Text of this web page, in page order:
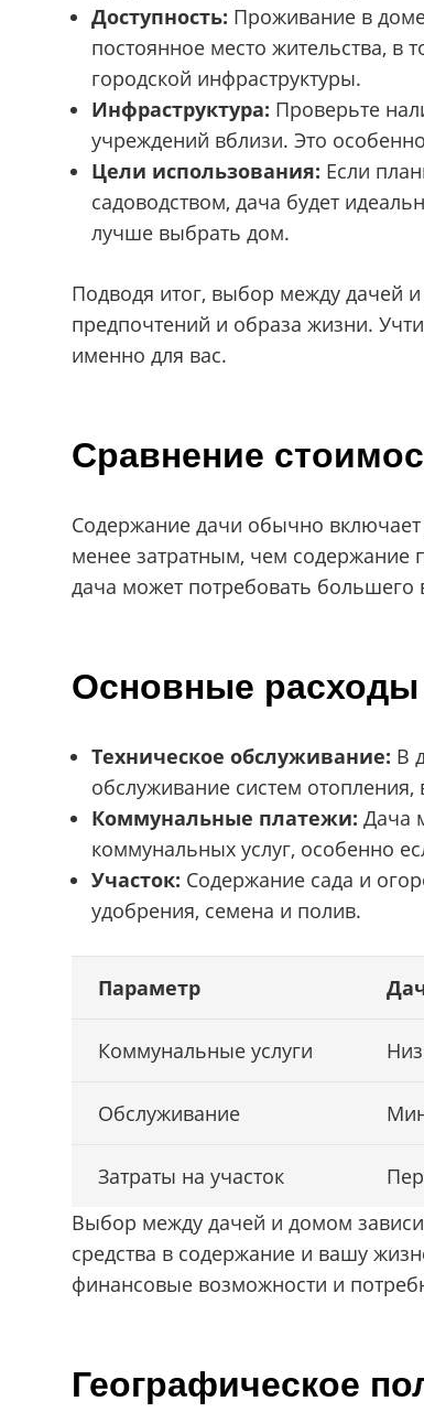
Доступность: Проживание в
постоянное место жительства, в
городской инфраструктуры.
Инфраструктура: Проверьте
учреждений вблизи. Это
Цели использования: Если
садоводством, дача будет
лучше выбрать дом.
Подводя итог, выбор между дачей
предпочтений и образа жизни.
именно для вас.
Сравнение
Содержание дачи обычно
менее затратным, чем содержание
дача может потребовать
Основные расходы
Техническое обслуживание: В
обслуживание систем
Коммунальные платежи: Дача
коммунальных услуг, особенно
Участок: Содержание сада и
удобрения, семена и полив.
Параметр
Коммунальные услуги
Обслуживание
Затраты на участок
Выбор между дачей и домом
средства в содержание и вашу
финансовые возможности и
Географическое